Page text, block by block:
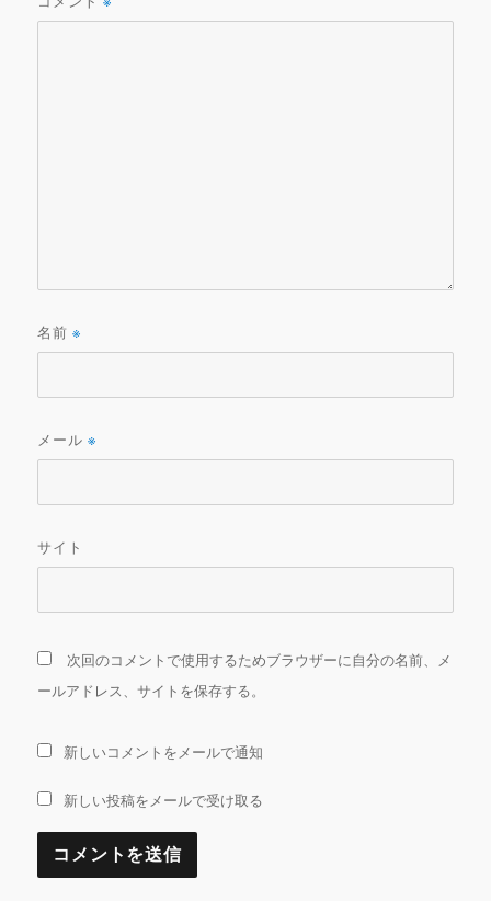
名前※
メール※
サイト
次回のコメントで使用するためブラウザーに自分の名前、メ
ールアドレス、サイトを保存する。
新しいコメントをメールで通知
新しい投稿をメールで受け取る